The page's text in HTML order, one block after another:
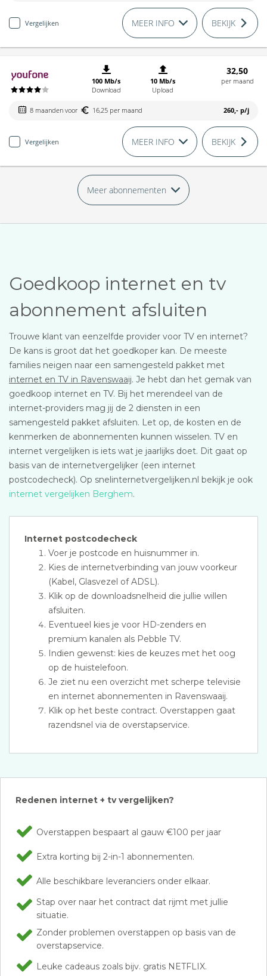
Vergelijken MEER INFO BEKIJK
100 Mb/s
Download
10 Mb/s
Upload
32,50
per maand
8 maanden voor 16,25 per maand 260,- p/j
Vergelijken MEER INFO BEKIJK
Meer abonnementen
Goedkoop internet en tv
abonnement afsluiten
Trouwe klant van eenzelfde provider voor TV en internet?
De kans is groot dat het goedkoper kan. De meeste
families neigen naar een samengesteld pakket met
internet en TV in Ravenswaaij. Je hebt dan het gemak van
goedkoop internet en TV. Bij het merendeel van de
internet-providers mag jij de 2 diensten in een
samengesteld pakket afsluiten. Let op, de kosten en de
kenmerken de abonnementen kunnen wisselen. TV en
internet vergelijken is iets wat je jaarlijks doet. Dit gaat op
basis van de internetvergelijker (een internet
postcodecheck). Op snelinternetvergelijken.nl bekijk je ook
internet vergelijken Berghem.
Internet postcodecheck
Voer je postcode en huisnummer in.
Kies de internetverbinding van jouw voorkeur
(Kabel, Glasvezel of ADSL).
Klik op de downloadsnelheid die jullie willen
afsluiten.
Eventueel kies je voor HD-zenders en
premium kanalen als Pebble TV.
Indien gewenst: kies de keuzes met het oog
op de huistelefoon.
Je ziet nu een overzicht met scherpe televisie
en internet abonnementen in Ravenswaaij.
Klik op het beste contract. Overstappen gaat
razendsnel via de overstapservice.
Redenen internet + tv vergelijken?
Overstappen bespaart al gauw €100 per jaar
Extra korting bij 2-in-1 abonnementen.
Alle beschikbare leveranciers onder elkaar.
Stap over naar het contract dat rijmt met jullie
situatie.
Zonder problemen overstappen op basis van de
overstapservice.
Leuke cadeaus zoals bijv. gratis NETFLIX.